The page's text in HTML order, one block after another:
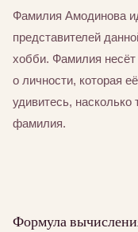
Фамилия Амодинова
представителей
хобби. Фамилия
о личности, которая
удивитесь,
фамилия.
Формула